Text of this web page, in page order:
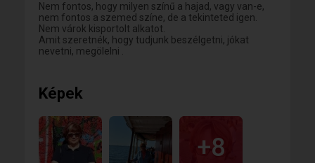
Nem fontos, hogy milyen színű a hajad, vagy van-e,
nem fontos a szemed színe, de a tekinteted igen.
Nem várok kisportolt alkatot.
Amit szeretnék, hogy tudjunk beszélgetni, jókat
nevetni, megölelni .
Képek
+8